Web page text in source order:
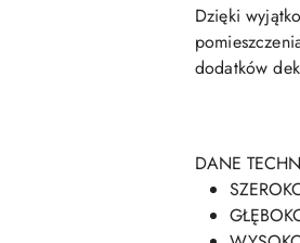
Dzięki
dodatków
DANE